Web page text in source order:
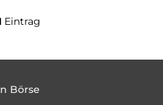
Eintrag
Börse